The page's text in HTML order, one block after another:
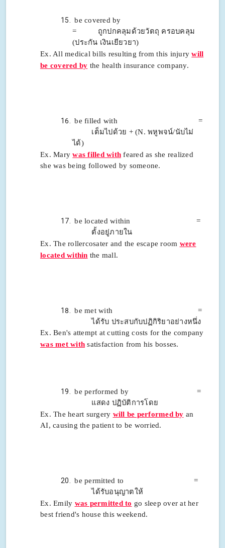
be covered by
= ถูกปกคลุมด้วยวัตถุ ครอบคลุม
(ประกัน เงินเยียวยา)
Ex. All medical bills resulting from this injurywill
be covered by the health insurance company.
be filled with =
เต็มไปด้วย + (N. พหูพจน์/นับไม่
ได้)
Ex. Marywas filled with feared as she realized
she was being followed by someone.
be located within =
ตั้งอยู่ภายใน
Ex. The rollercosater and the escape room were
located within the mall.
be met with =
ได้รับ ประสบกับปฏิกิริยาอย่างหนึ่ง
Ex. Ben's attempt at cutting costs for the company
was met with satisfaction from his bosses.
be performed by =
แสดง ปฏิบัติการโดย
Ex. The heart surgery will be performed by an
AI, causing the patient to be worried.
be permitted to =
ได้รับอนุญาตให้
Ex. Emily was permitted to go sleep over at her
best friend's house this weekend.